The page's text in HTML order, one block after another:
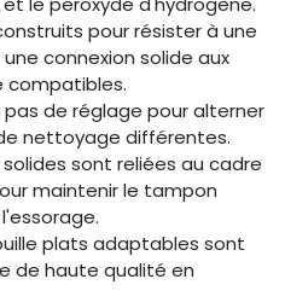
pour résister à une
connexion solide aux
compatibles.
de réglage pour alterner
nettoyage différentes.
sont reliées au cadre
maintenir le tampon
plats adaptables sont
de haute qualité en